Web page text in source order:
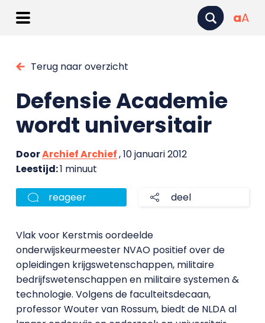
aA
Terug naar overzicht
Defensie Academie
wordt universitair
DoorArchief Archief, 10 januari 2012
Leestijd:1 minuut
reageer deel
Vlak voor Kerstmis oordeelde
onderwijskeurmeester NVAO positief over de
opleidingen krijgswetenschappen, militaire
bedrijfswetenschappen en militaire systemen &
technologie. Volgens de faculteitsdecaan,
professor Wouter van Rossum, biedt de NLDA al